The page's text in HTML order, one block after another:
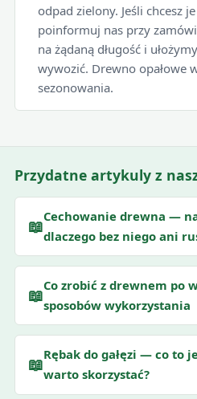
odpad zielony. Jeśli chcesz
poinformuj nas przy
na żądaną długość i
wywozić. Drewno opałowe
sezonowania.
Przydatne artykuly z
📖Cechowanie drewna —
dlaczego bez niego ani
📖Co zrobić z drewnem po
sposobów wykorzystania
📖Rębak do gałęzi — co to
warto skorzystać?